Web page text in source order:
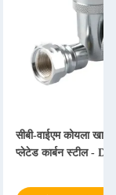
सीबी-वाईएम कोयला खान
प्लेटेड कार्बन स्टील -